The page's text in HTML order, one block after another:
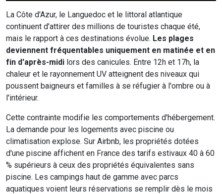
La Côte d'Azur, le Languedoc et le littoral atlantique
continuent d'attirer des millions de touristes chaque été,
mais le rapport à ces destinations évolue. Les plages
deviennent fréquentables uniquement en matinée et en
fin d'après-midi lors des canicules. Entre 12h et 17h, la
chaleur et le rayonnement UV atteignent des niveaux qui
poussent baigneurs et familles à se réfugier à l'ombre ou à
l'intérieur.
Cette contrainte modifie les comportements d'hébergement.
La demande pour les logements avec piscine ou
climatisation explose. Sur Airbnb, les propriétés dotées
d'une piscine affichent en France des tarifs estivaux 40 à 60
% supérieurs à ceux des propriétés équivalentes sans
piscine. Les campings haut de gamme avec parcs
aquatiques voient leurs réservations se remplir dès le mois